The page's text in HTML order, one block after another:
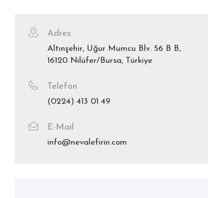
Adres
Altınşehir, Uğur Mumcu Blv. 56 B B,
16120 Nilüfer/Bursa, Türkiye
Telefon
(0224) 413 01 49
E-Mail
info@nevalefirin.com